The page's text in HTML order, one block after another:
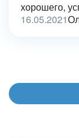
хорошего,
16.05.2021